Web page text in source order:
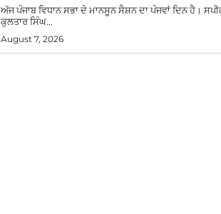
ਅੱਜ ਪੰਜਾਬ ਵਿਧਾਨ ਸਭਾ ਦੇ ਮਾਨਸੂਨ ਸੈਸ਼ਨ ਦਾ ਪੰਜਵਾਂ ਦਿਨ ਹੈ।
ਕੁਲਤਾਰ ਸਿੰਘ...
August 7, 2026